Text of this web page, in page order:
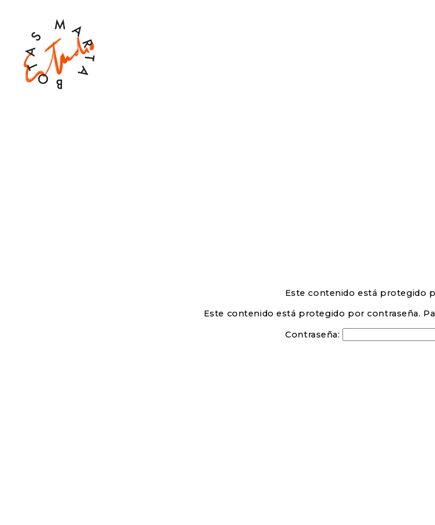
Este contenido está protegido
Este contenido está protegido por contraseña.
Contraseña: